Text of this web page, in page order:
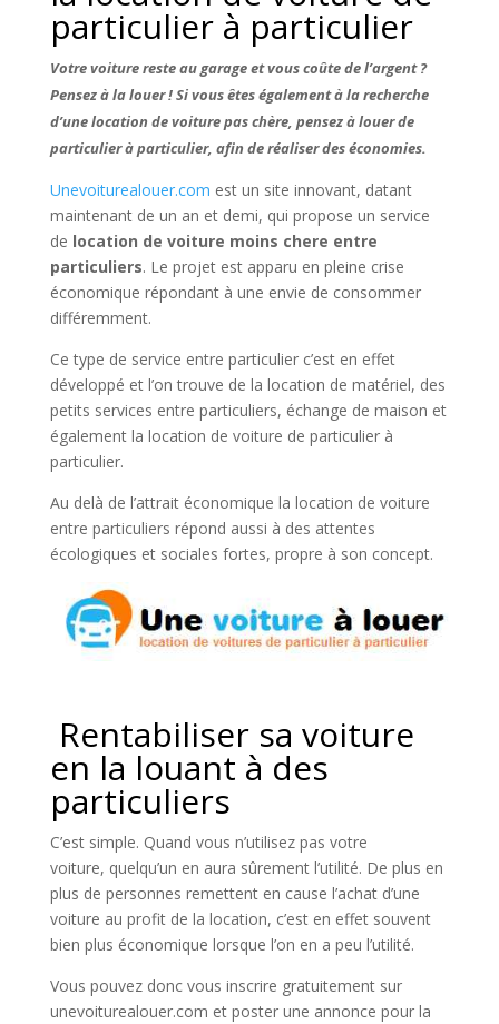
particulier à particulier
Votre voiture reste au garage et vous coûte de l’argent ?
Pensez à la louer ! Si vous êtes également à la recherche
d’une location de voiture pas chère, pensez à louer de
particulier à particulier, afin de réaliser des économies.
Unevoiturealouer.com est un site innovant, datant
maintenant de un an et demi, qui propose un service
de location de voiture moins chere entre
particuliers. Le projet est apparu en pleine crise
économique répondant à une envie de consommer
différemment.
Ce type de service entre particulier c’est en effet
développé et l’on trouve de la location de matériel, des
petits services entre particuliers, échange de maison et
également la location de voiture de particulier à
particulier.
Au delà de l’attrait économique la location de voiture
entre particuliers répond aussi à des attentes
écologiques et sociales fortes, propre à son concept.
Rentabiliser sa voiture
en la louant à des
particuliers
C’est simple. Quand vous n’utilisez pas votre
voiture, quelqu’un en aura sûrement l’utilité. De plus en
plus de personnes remettent en cause l’achat d’une
voiture au profit de la location, c’est en effet souvent
bien plus économique lorsque l’on en a peu l’utilité.
Vous pouvez donc vous inscrire gratuitement sur
unevoiturealouer.com et poster une annonce pour la